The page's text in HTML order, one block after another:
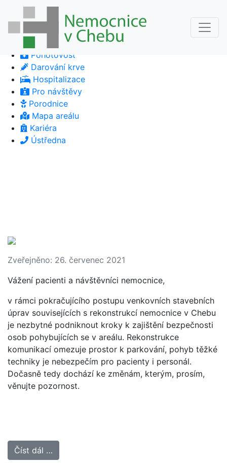
Pohotovost
Darování krve
Hospitalizace
Pro návštěvy
Porodnice
Mapa areálu
Kariéra
Ústředna
Zveřejněno: 26. červenec 2021
Vážení pacienti a návštěvníci nemocnice,
v rámci pokračujícího postupu venkovních stavebních
úprav souvisejících s rekonstrukcí nemocnice v Chebu
je nezbytné podniknout kroky k zajištění bezpečnosti
osob pohybujících se v areálu. Rekonstrukce
komunikací omezuje prostor k parkování, pohyb těžké
techniky je nebezpečím pro pacienty i personál.
Dočasně tedy dochází ke změnám, kterým, prosím,
věnujte pozornost.
Číst dál …